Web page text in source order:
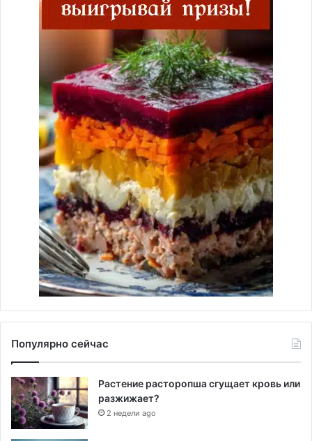
Популярно сейчас
Растение расторопша сгущает кровь или
разжижает?
2 недели ago